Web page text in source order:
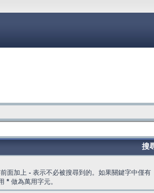
搜
面加上 - 表示不必被搜尋到的。如果關鍵字中僅有
* 做為萬用字元。